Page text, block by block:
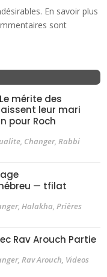
En savoir plus
sont
mérite des
leur mari
pour Roch
, Changer, Rabbi
— tfilat
, Halakha Prières
Rav Arouch Partie
, Rav Arouch, Videos